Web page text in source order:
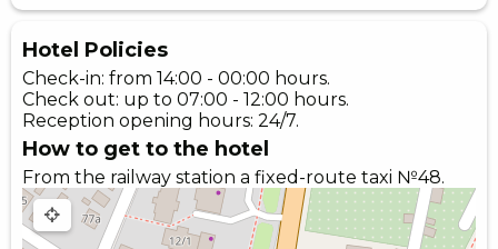
Hotel Policies
Check-in: from 14:00 - 00:00 hours.
Check out: up to 07:00 - 12:00 hours.
Reception opening hours: 24/7.
How to get to the hotel
From the railway station a fixed-route taxi №48.